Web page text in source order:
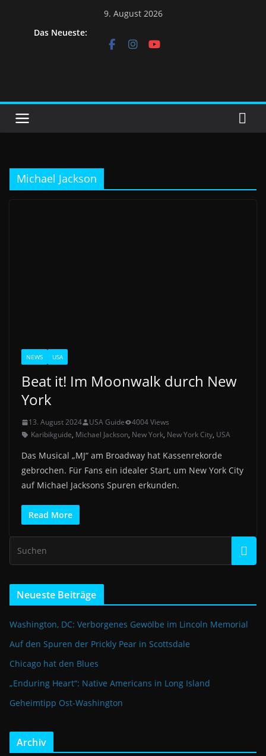
9. August 2026
Das Neueste:
Michael Jackson
NEWS USA
Beat it! Im Moonwalk durch New
York
13. August 2024 USA Guide
4004 Views
Karibikguide, Michael Jackson, New York, New York City, USA
Das Musical „MJ“ am Broadway hat Kassenrekorde
gebrochen. Für Fans ein idealer Start, um New York City
auf Michael Jacksons Spuren erkunden.
Read More
Neueste Beiträge
Washington, DC: Verborgenes Gewölbe im Lincoln Memorial
Auf den Spuren der Prickly Pear in Scottsdale
Chicago hat den Blues
„Enduring Heart“: Native Americans in Long Island
Geheimtipp Ost-Washington
Archiv